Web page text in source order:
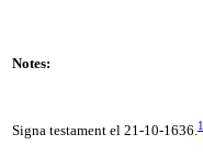
Notes:
Signa testament el 21-10-1636.1